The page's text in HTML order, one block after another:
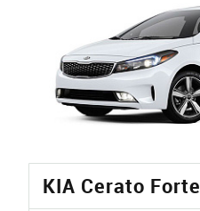
KIA Cerato Forte